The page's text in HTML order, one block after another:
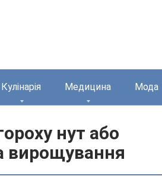
Кулінарія Медицина Мода
нут або
вирощування